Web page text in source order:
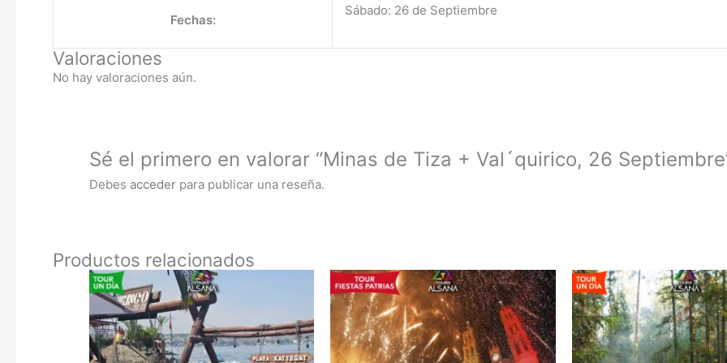
Fechas:
Sábado: 26 de Septiembre
Valoraciones
No hay valoraciones aún.
Sé el primero en valorar “Minas de Tiza + Val´quirico, 26
Debes acceder para publicar una reseña.
Productos relacionados
producto
tiene
múltiples
variantes.
Este
producto
tiene
múltiples
variantes.
Este
producto
tiene
múltiples
variantes.